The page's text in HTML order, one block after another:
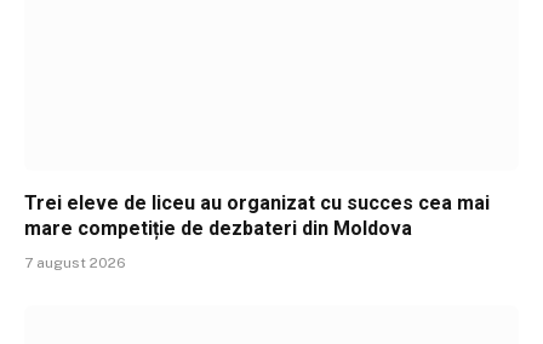
Trei eleve de liceu au organizat cu succes cea mai
mare competiție de dezbateri din Moldova
7 august 2026